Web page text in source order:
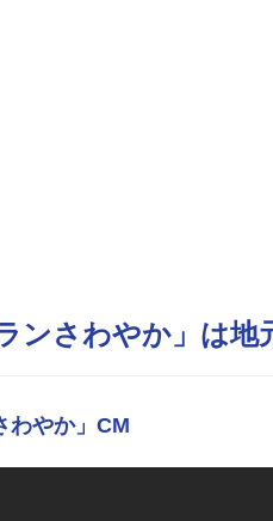
ンさわやか」は
わやか」CM